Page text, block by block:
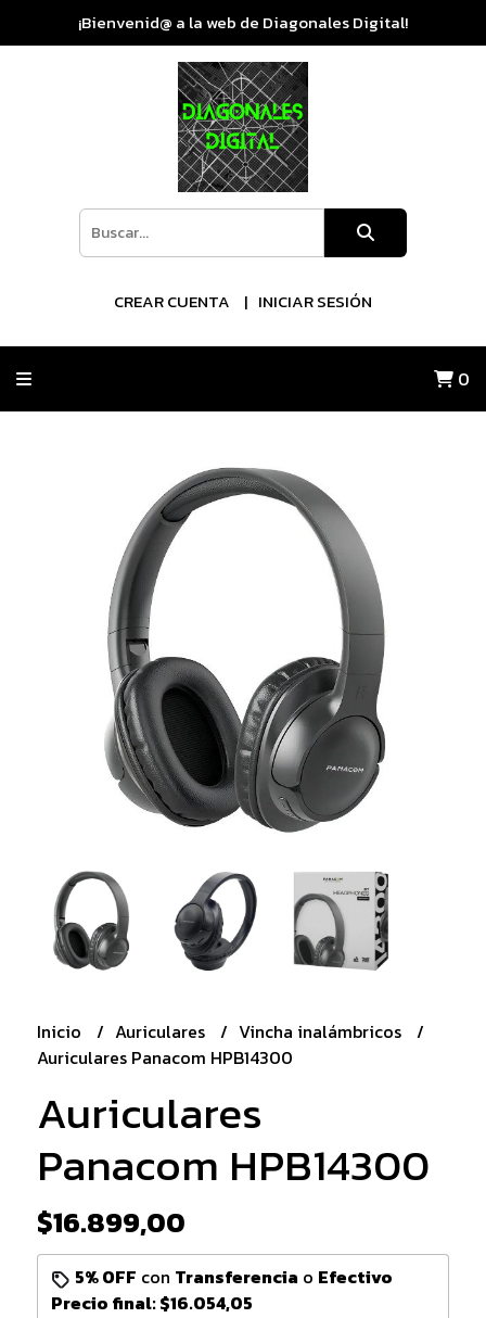
¡Bienvenid@ a la web de Diagonales Digital!
CREAR CUENTA INICIAR SESIÓN
0
Inicio Auriculares
Vincha inalámbricos
Auriculares Panacom HPB14300
Auriculares
Panacom HPB14300
$16.899,00
5% OFF con Transferencia o Efectivo
Precio final:$16.054,05